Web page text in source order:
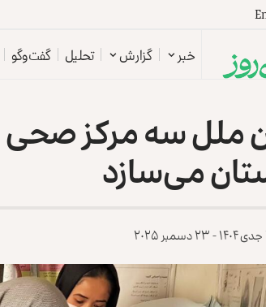
خبر گزارش تحلیل گفت‌وگو
ملل سه مرکز صحی
می‌سازد